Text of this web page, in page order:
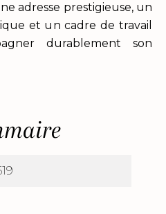
adresse prestigieuse, un
et un cadre de travail
durablement son